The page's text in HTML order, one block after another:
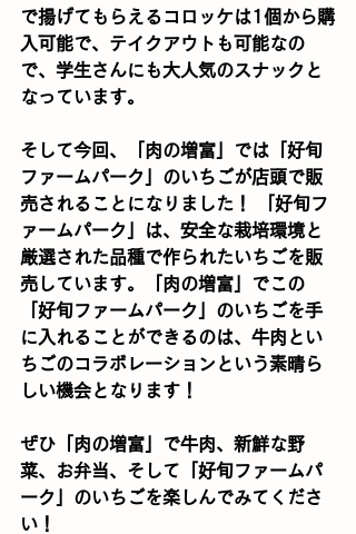
で揚げてもらえるコロッケは1個から購
入可能で、テイクアウトも可能なの
で、学生さんにも大人気のスナックと
なっています。
そして今回、「肉の増富」では「好旬
ファームパーク」のいちごが店頭で販
売されることになりました！ 「好旬フ
ァームパーク」は、安全な栽培環境と
厳選された品種で作られたいちごを販
売しています。「肉の増富」でこの
「好旬ファームパーク」のいちごを手
に入れることができるのは、牛肉とい
ちごのコラボレーションという素晴ら
しい機会となります！
ぜひ「肉の増富」で牛肉、新鮮な野
菜、お弁当、そして「好旬ファームパ
ーク」のいちごを楽しんでみてくださ
い！